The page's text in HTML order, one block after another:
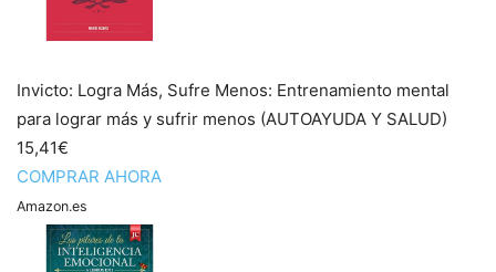
Invicto: Logra Más, Sufre Menos: Entrenamiento mental
para lograr más y sufrir menos (AUTOAYUDA Y SALUD)
15,41€
COMPRAR AHORA
Amazon.es